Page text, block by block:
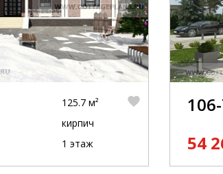
125.7 м²
кирпич
1 этаж
54